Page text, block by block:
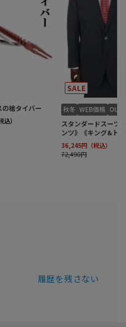
履歴を残さない